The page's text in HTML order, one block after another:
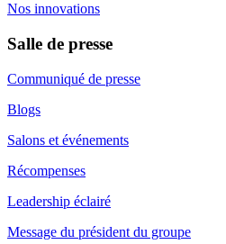
Nos innovations
Salle de presse
Communiqué de presse
Blogs
Salons et événements
Récompenses
Leadership éclairé
Message du président du groupe